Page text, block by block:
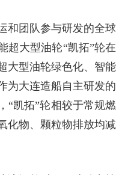
团队参与研发的全球
超大型油轮“凯拓”轮在
大型油轮绿色化、智能
为大连造船自主研发的
“凯拓”轮相较于常规燃
化物、颗粒物排放均减